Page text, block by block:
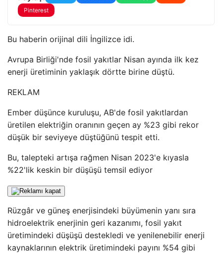
Pinterest
Bu haberin orijinal dili İngilizce idi.
Avrupa Birliği'nde fosil yakıtlar Nisan ayında ilk kez
enerji üretiminin yaklaşık dörtte birine düştü.
REKLAM
Ember düşünce kuruluşu, AB'de fosil yakıtlardan
üretilen elektriğin oranının geçen ay %23 gibi rekor
düşük bir seviyeye düştüğünü tespit etti.
Bu, talepteki artışa rağmen Nisan 2023'e kıyasla
%22'lik keskin bir düşüşü temsil ediyor
Rüzgâr ve güneş enerjisindeki büyümenin yanı sıra
hidroelektrik enerjinin geri kazanımı, fosil yakıt
üretimindeki düşüşü destekledi ve yenilenebilir enerji
kaynaklarının elektrik üretimindeki payını %54 gibi